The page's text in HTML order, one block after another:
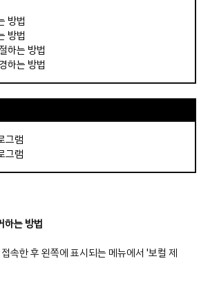
방법
방법
하는 방법
하는 방법
그램
그램
하는 방법
속한 후 왼쪽에 표시되는 메뉴에서 '보컬 제